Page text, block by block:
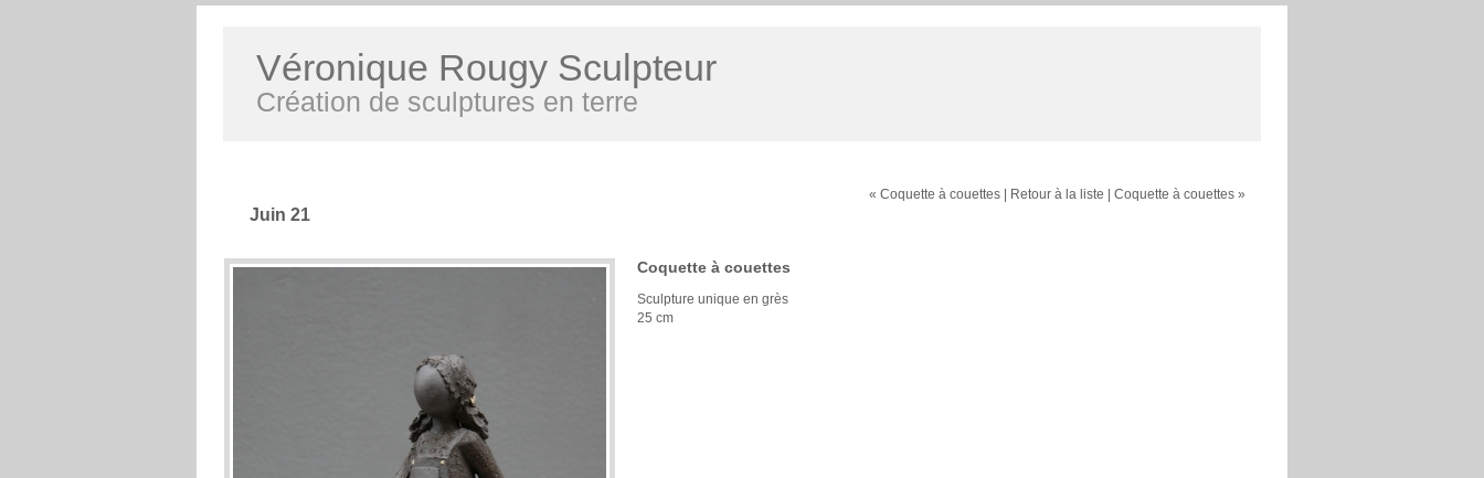
Véronique Rougy Sculpteur
Création de sculptures en terre
« Coquette à couettes Retour à la liste Coquette à couettes »
Juin 21
Coquette à couettes
Sculpture unique en grès
25 cm